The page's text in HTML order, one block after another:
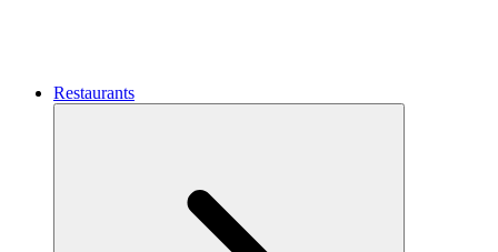
Restaurants